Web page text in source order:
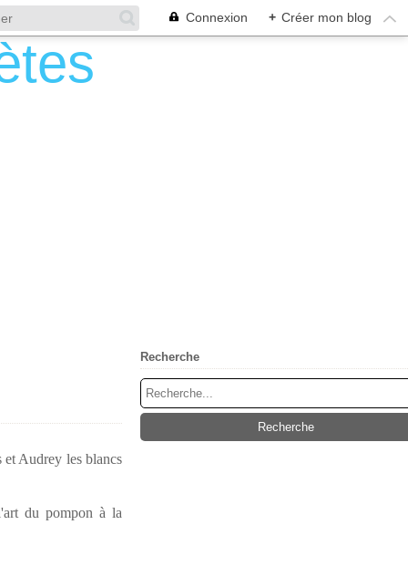
Connexion + Créer mon blog
Audrey les blancs
du pompon à la
Recherche